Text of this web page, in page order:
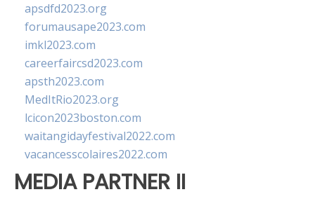
apsdfd2023.org
forumausape2023.com
imkl2023.com
careerfaircsd2023.com
apsth2023.com
MedItRio2023.org
lcicon2023boston.com
waitangidayfestival2022.com
vacancesscolaires2022.com
MEDIA PARTNER II